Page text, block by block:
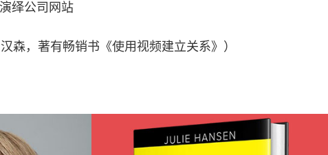
绎公司网站
森，著有畅销书《使用视频建立关系》）